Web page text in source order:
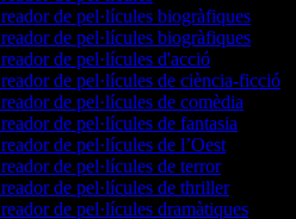
de pel·lícules biogràfiques
de pel·lícules biogràfiques
de pel·lícules d'acció
de pel·lícules de ciència-ficció
de pel·lícules de comèdia
de pel·lícules de fantasia
de pel·lícules de l’Oest
de pel·lícules de terror
de pel·lícules de thriller
de pel·lícules dramàtiques